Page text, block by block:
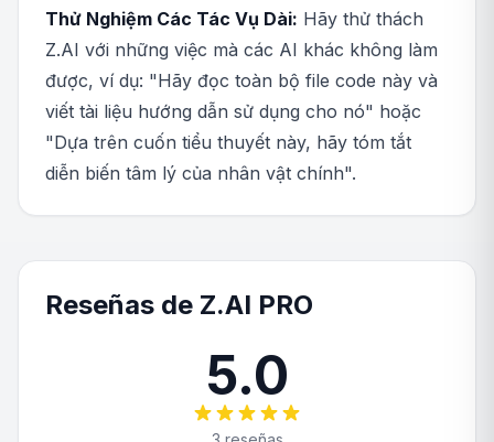
Thử Nghiệm Các Tác Vụ Dài: Hãy thử thách
Z.AI với những việc mà các AI khác không làm
được, ví dụ: "Hãy đọc toàn bộ file code này và
viết tài liệu hướng dẫn sử dụng cho nó" hoặc
"Dựa trên cuốn tiểu thuyết này, hãy tóm tắt
diễn biến tâm lý của nhân vật chính".
Reseñas de Z.AI PRO
5.0